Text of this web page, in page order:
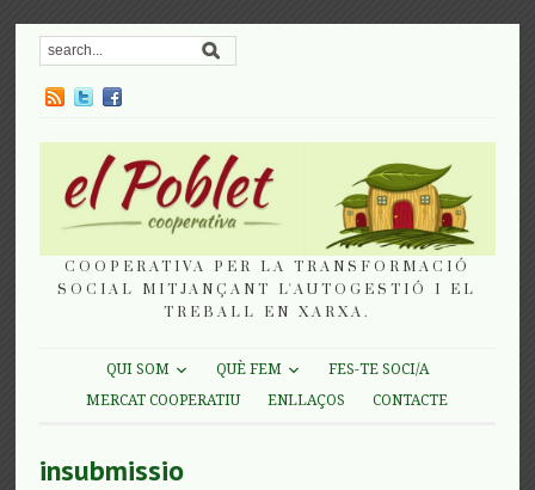
COOPERATIVA PER LA TRANSFORMACIÓ
SOCIAL MITJANÇANT L'AUTOGESTIÓ I EL
TREBALL EN XARXA.
QUI SOM QUÈ FEM
FES-TE SOCI/A
MERCAT COOPERATIU
ENLLAÇOS CONTACTE
insubmissio